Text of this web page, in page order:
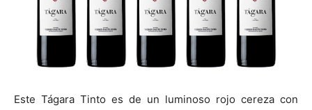
Este Tágara Tinto es de un luminoso rojo cereza con